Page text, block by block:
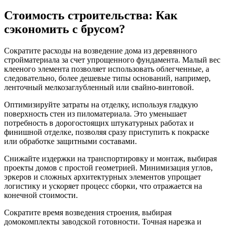
Стоимость строительства: Как
сэкономить с брусом?
Сократите расходы на возведение дома из деревянного
стройматериала за счет упрощенного фундамента. Малый вес
клееного элемента позволяет использовать облегченные, а
следовательно, более дешевые типы оснований, например,
ленточный мелкозаглубленный или свайно-винтовой.
Оптимизируйте затраты на отделку, используя гладкую
поверхность стен из пиломатериала. Это уменьшает
потребность в дорогостоящих штукатурных работах и
финишной отделке, позволяя сразу приступить к покраске
или обработке защитными составами.
Снижайте издержки на транспортировку и монтаж, выбирая
проекты домов с простой геометрией. Минимизация углов,
эркеров и сложных архитектурных элементов упрощает
логистику и ускоряет процесс сборки, что отражается на
конечной стоимости.
Сократите время возведения строения, выбирая
домокомплекты заводской готовности. Точная нарезка и